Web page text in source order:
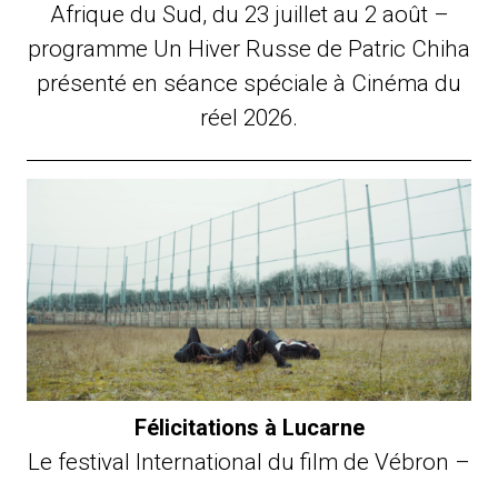
Afrique du Sud, du 23 juillet au 2 août –
programme Un Hiver Russe de Patric Chiha
présenté en séance spéciale à Cinéma du
réel 2026.
Félicitations à Lucarne
Le festival International du film de Vébron –